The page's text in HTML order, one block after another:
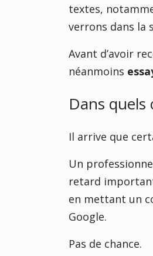
textes,
verrons dans la
Avant d’avoir
néanmoins
Dans quels
Il arrive que
Un
retard
en mettant un
Google.
Pas de chance.